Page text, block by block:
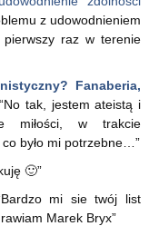
z udowodnieniem
raz w terenie
Fanaberia,
No tak, jestem ateistą i
miłości, w trakcie
było mi potrzebne…”
🙂”
Bardzo mi sie twój list
Marek Bryx”